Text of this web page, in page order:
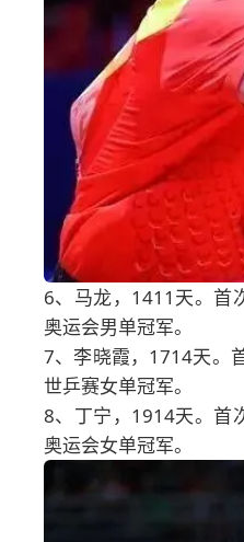
6、马龙，1411天。首
奥运会男单冠军。
7、李晓霞，1714天。
世乒赛女单冠军。
8、丁宁，1914天。首
奥运会女单冠军。